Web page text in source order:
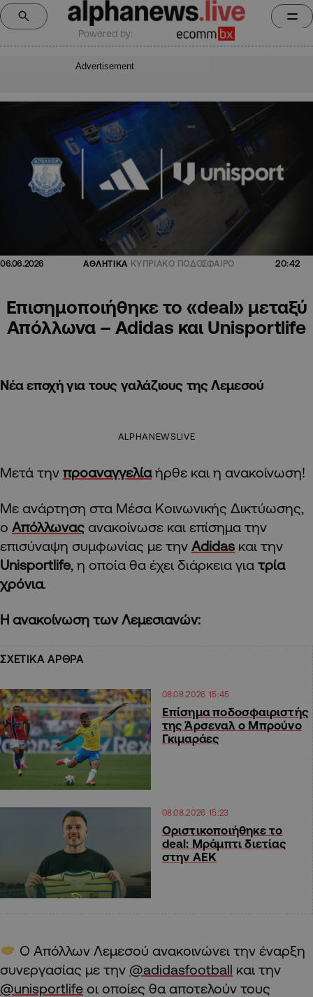
Powered by:
Advertisement
06.06.2026 ΑΘΛΗΤΙΚΑ ΚΥΠΡΙΑΚΟ ΠΟΔΟΣΦΑΙΡΟ 20:42
Επισημοποιήθηκε το «deal» μεταξύ
Απόλλωνα – Adidas και Unisportlife
Νέα εποχή για τους γαλάζιους της Λεμεσού
ALPHANEWSLIVE
Μετά την προαναγγελίαήρθε και η ανακοίνωση!
Με ανάρτηση στα Μέσα Κοινωνικής Δικτύωσης,
ο Απόλλωνας ανακοίνωσε και επίσημα την
επισύναψη συμφωνίας με την Adidas και την
Unisportlife, η οποία θα έχει διάρκεια για τρία
χρόνια.
Η ανακοίνωση των Λεμεσιανών:
ΣΧΕΤΙΚΑ ΑΡΘΡΑ
08.08.2026 15:45
Επίσημα ποδοσφαιριστής
της Άρσεναλ ο Μπρούνο
Γκιμαράες
08.08.2026 15:23
Οριστικοποιήθηκε το
deal: Μράμπτι διετίας
στην ΑΕΚ
Ο Απόλλων Λεμεσού ανακοινώνει την έναρξη
συνεργασίας με την @adidasfootball και την
@unisportlife οι οποίες θα αποτελούν τους